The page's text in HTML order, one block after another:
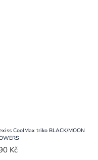
CoolMax triko BLACK/MOON
Kč